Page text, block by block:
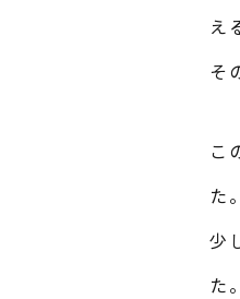
え
そ
こ
た
少
た。